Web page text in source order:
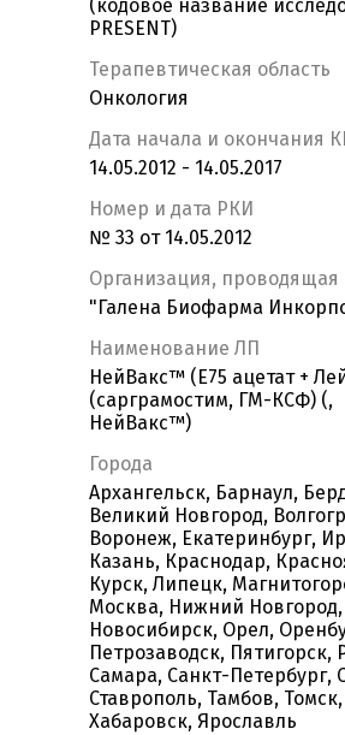
(кодовое название
PRESENT)
Терапевтическая область
Онкология
Дата начала и окончания
14.05.2012 - 14.05.2017
Номер и дата РКИ
№ 33 от 14.05.2012
Организация, проводящая
"Галена Биофарма
Наименование ЛП
НейВакс™ (E75 ацетат +
(сарграмостим, ГМ-КСФ) (,
НейВакс™)
Города
Архангельск, Барнаул,
Великий Новгород,
Воронеж, Екатеринбург,
Казань, Краснодар,
Курск, Липецк,
Москва, Нижний Новгород,
Новосибирск, Орел,
Петрозаводск, Пятигорск,
Самара, Санкт-Петербург,
Ставрополь, Тамбов,
Хабаровск, Ярославль